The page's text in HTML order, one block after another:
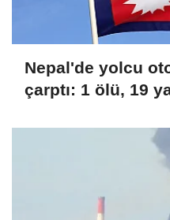
Nepal'de yolcu
çarptı: 1 ölü, 19